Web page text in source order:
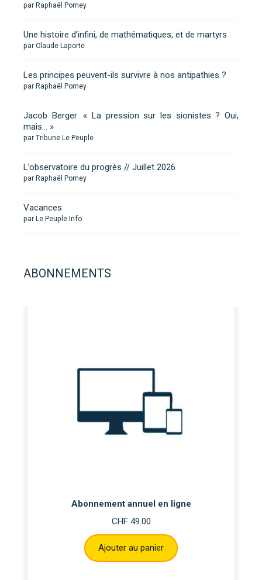
par Raphaël Pomey
Une histoire d’infini, de mathématiques, et de martyrs
par Claude Laporte
Les principes peuvent-ils survivre à nos antipathies ?
par Raphaël Pomey
Jacob Berger: « La pression sur les sionistes ? Oui,
mais… »
par Tribune Le Peuple
L’observatoire du progrès // Juillet 2026
par Raphaël Pomey
Vacances
par Le Peuple Info
ABONNEMENTS
Abonnement annuel en ligne
CHF49.00
Ajouter au panier